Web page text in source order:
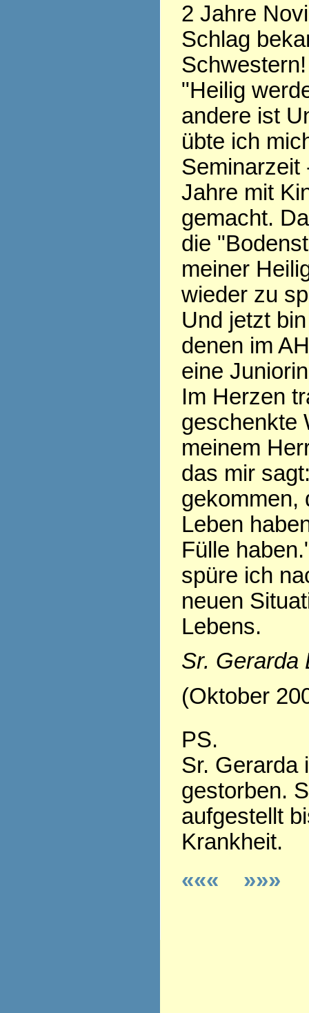
2 Jahre
Schlag
"Heilig
andere ist
übte ich
Seminarzeit
Jahre mit
gemacht.
die
meiner
wieder zu
Und jetzt
denen im
eine
Im Herzen
geschenkte
meinem
das mir
gekommen,
Leben
Fülle
spüre ich
neuen
Lebens.
Sr. Gerarda
(Oktober
PS.
Sr. Gerarda
gestorben.
aufgestellt
Krankheit.
«««
»»»